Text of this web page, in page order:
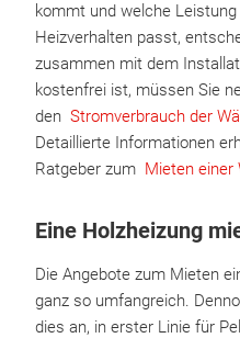
kommt und welche
Heizverhalten passt,
zusammen mit dem
kostenfrei ist, müssen Sie
den Stromverbrauch der
Detaillierte Informationen
Ratgeber zum Mieten einer
Eine Holzheizung
Die Angebote zum Mieten
ganz so umfangreich.
dies an, in erster Linie für